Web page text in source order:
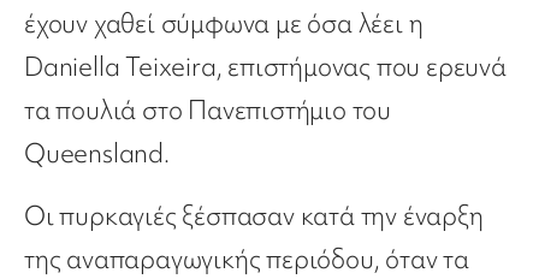
έχουν χαθεί σύμφωνα με όσα λέει η
Daniella Teixeira, επιστήμονας που ερευνά
τα πουλιά στο Πανεπιστήμιο του
Queensland.
Οι πυρκαγιές ξέσπασαν κατά την έναρξη
της αναπαραγωγικής περιόδου, όταν τα